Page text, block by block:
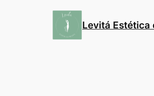
Levitá Estética